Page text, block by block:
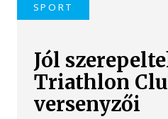
SPORT
Jól
Triathlon
versenyzői